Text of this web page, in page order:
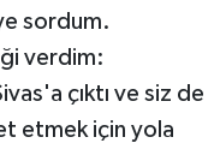
sordum.
verdim:
çıktı ve siz de
etmek için yola